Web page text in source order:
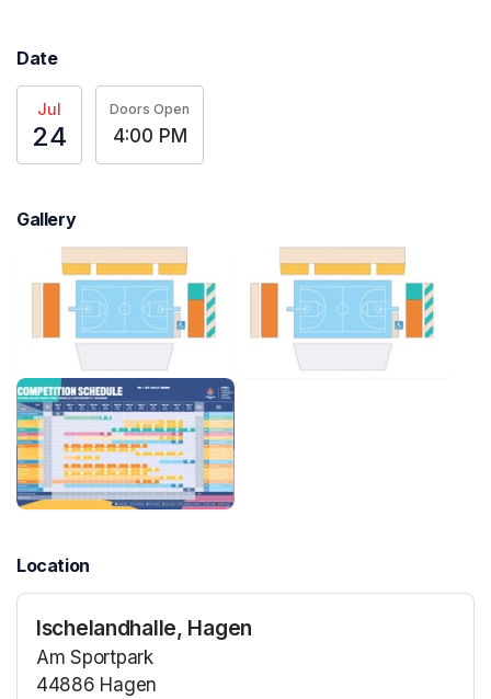
Date
Jul
24
Doors Open
4:00 PM
Gallery
Location
Ischelandhalle, Hagen
Am Sportpark
44886 Hagen